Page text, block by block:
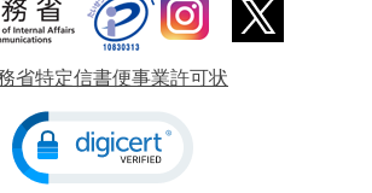
省特定信書便事業許可状